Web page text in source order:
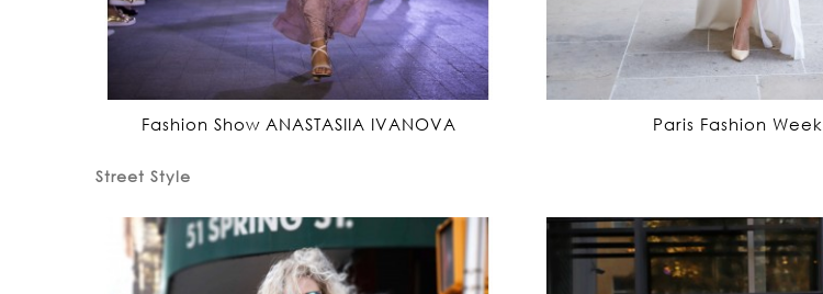
Fashion Show ANASTASIIA IVANOVA Paris Fashion Week
Street Style